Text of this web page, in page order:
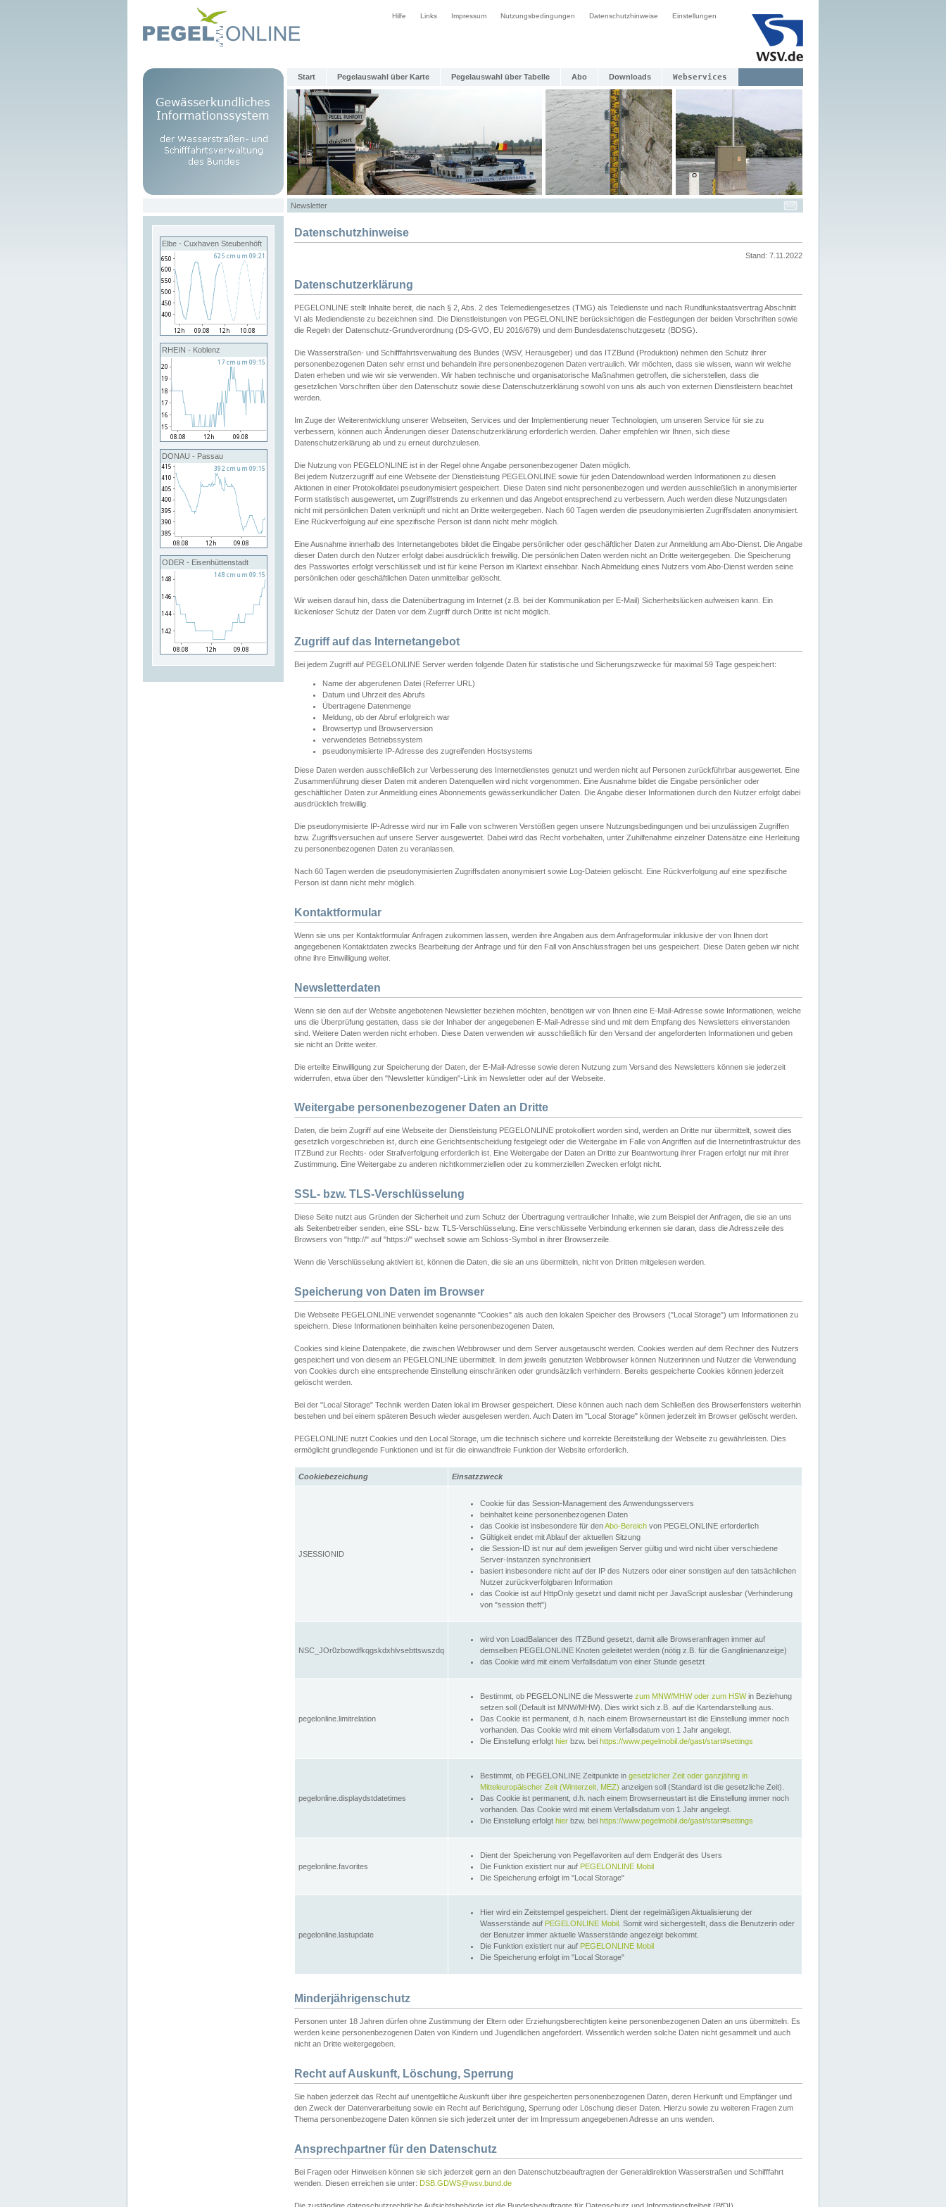
Hilfe Links Impressum Nutzungsbedingungen Datenschutzhinweise Einstellungen
Start Pegelauswahl über Karte Pegelauswahl über Tabelle Abo Downloads Webservices
Newsletter
Elbe - Cuxhaven Steubenhöft
RHEIN - Koblenz
DONAU - Passau
ODER - Eisenhüttenstadt
Datenschutzhinweise
Stand: 7.11.2022
Datenschutzerklärung
PEGELONLINE stellt Inhalte bereit, die nach § 2, Abs. 2 des Telemediengesetzes (TMG) als Teledienste und nach Rundfunkstaatsvertrag Abschnitt
VI als Mediendienste zu bezeichnen sind. Die Dienstleistungen von PEGELONLINE berücksichtigen die Festlegungen der beiden Vorschriften sowie
die Regeln der Datenschutz-Grundverordnung (DS-GVO, EU 2016/679) und dem Bundesdatenschutzgesetz (BDSG).
Die Wasserstraßen- und Schifffahrtsverwaltung des Bundes (WSV, Herausgeber) und das ITZBund (Produktion) nehmen den Schutz ihrer
personenbezogenen Daten sehr ernst und behandeln ihre personenbezogenen Daten vertraulich. Wir möchten, dass sie wissen, wann wir welche
Daten erheben und wie wir sie verwenden. Wir haben technische und organisatorische Maßnahmen getroffen, die sicherstellen, dass die
gesetzlichen Vorschriften über den Datenschutz sowie diese Datenschutzerklärung sowohl von uns als auch von externen Dienstleistern beachtet
werden.
Im Zuge der Weiterentwicklung unserer Webseiten, Services und der Implementierung neuer Technologien, um unseren Service für sie zu
verbessern, können auch Änderungen dieser Datenschutzerklärung erforderlich werden. Daher empfehlen wir Ihnen, sich diese
Datenschutzerklärung ab und zu erneut durchzulesen.
Die Nutzung von PEGELONLINE ist in der Regel ohne Angabe personenbezogener Daten möglich.
Bei jedem Nutzerzugriff auf eine Webseite der Dienstleistung PEGELONLINE sowie für jeden Datendownload werden Informationen zu diesen
Aktionen in einer Protokolldatei pseudonymisiert gespeichert. Diese Daten sind nicht personenbezogen und werden ausschließlich in anonymisierter
Form statistisch ausgewertet, um Zugriffstrends zu erkennen und das Angebot entsprechend zu verbessern. Auch werden diese Nutzungsdaten
nicht mit persönlichen Daten verknüpft und nicht an Dritte weitergegeben. Nach 60 Tagen werden die pseudonymisierten Zugriffsdaten anonymisiert.
Eine Rückverfolgung auf eine spezifische Person ist dann nicht mehr möglich.
Eine Ausnahme innerhalb des Internetangebotes bildet die Eingabe persönlicher oder geschäftlicher Daten zur Anmeldung am Abo-Dienst. Die Angabe
dieser Daten durch den Nutzer erfolgt dabei ausdrücklich freiwillig. Die persönlichen Daten werden nicht an Dritte weitergegeben. Die Speicherung
des Passwortes erfolgt verschlüsselt und ist für keine Person im Klartext einsehbar. Nach Abmeldung eines Nutzers vom Abo-Dienst werden seine
persönlichen oder geschäftlichen Daten unmittelbar gelöscht.
Wir weisen darauf hin, dass die Datenübertragung im Internet (z.B. bei der Kommunikation per E-Mail) Sicherheitslücken aufweisen kann. Ein
lückenloser Schutz der Daten vor dem Zugriff durch Dritte ist nicht möglich.
Zugriff auf das Internetangebot
Bei jedem Zugriff auf PEGELONLINE Server werden folgende Daten für statistische und Sicherungszwecke für maximal 59 Tage gespeichert:
Name der abgerufenen Datei (Referrer URL)
Datum und Uhrzeit des Abrufs
Übertragene Datenmenge
Meldung, ob der Abruf erfolgreich war
Browsertyp und Browserversion
verwendetes Betriebssystem
pseudonymisierte IP-Adresse des zugreifenden Hostsystems
Diese Daten werden ausschließlich zur Verbesserung des Internetdienstes genutzt und werden nicht auf Personen zurückführbar ausgewertet. Eine
Zusammenführung dieser Daten mit anderen Datenquellen wird nicht vorgenommen. Eine Ausnahme bildet die Eingabe persönlicher oder
geschäftlicher Daten zur Anmeldung eines Abonnements gewässerkundlicher Daten. Die Angabe dieser Informationen durch den Nutzer erfolgt dabei
ausdrücklich freiwillig.
Die pseudonymisierte IP-Adresse wird nur im Falle von schweren Verstößen gegen unsere Nutzungsbedingungen und bei unzulässigen Zugriffen
bzw. Zugriffsversuchen auf unsere Server ausgewertet. Dabei wird das Recht vorbehalten, unter Zuhilfenahme einzelner Datensätze eine Herleitung
zu personenbezogenen Daten zu veranlassen.
Nach 60 Tagen werden die pseudonymisierten Zugriffsdaten anonymisiert sowie Log-Dateien gelöscht. Eine Rückverfolgung auf eine spezifische
Person ist dann nicht mehr möglich.
Kontaktformular
Wenn sie uns per Kontaktformular Anfragen zukommen lassen, werden ihre Angaben aus dem Anfrageformular inklusive der von Ihnen dort
angegebenen Kontaktdaten zwecks Bearbeitung der Anfrage und für den Fall von Anschlussfragen bei uns gespeichert. Diese Daten geben wir nicht
ohne ihre Einwilligung weiter.
Newsletterdaten
Wenn sie den auf der Website angebotenen Newsletter beziehen möchten, benötigen wir von Ihnen eine E-Mail-Adresse sowie Informationen, welche
uns die Überprüfung gestatten, dass sie der Inhaber der angegebenen E-Mail-Adresse sind und mit dem Empfang des Newsletters einverstanden
sind. Weitere Daten werden nicht erhoben. Diese Daten verwenden wir ausschließlich für den Versand der angeforderten Informationen und geben
sie nicht an Dritte weiter.
Die erteilte Einwilligung zur Speicherung der Daten, der E-Mail-Adresse sowie deren Nutzung zum Versand des Newsletters können sie jederzeit
widerrufen, etwa über den "Newsletter kündigen"-Link im Newsletter oder auf der Webseite.
Weitergabe personenbezogener Daten an Dritte
Daten, die beim Zugriff auf eine Webseite der Dienstleistung PEGELONLINE protokolliert worden sind, werden an Dritte nur übermittelt, soweit dies
gesetzlich vorgeschrieben ist, durch eine Gerichtsentscheidung festgelegt oder die Weitergabe im Falle von Angriffen auf die Internetinfrastruktur des
ITZBund zur Rechts- oder Strafverfolgung erforderlich ist. Eine Weitergabe der Daten an Dritte zur Beantwortung ihrer Fragen erfolgt nur mit ihrer
Zustimmung. Eine Weitergabe zu anderen nichtkommerziellen oder zu kommerziellen Zwecken erfolgt nicht.
SSL- bzw. TLS-Verschlüsselung
Diese Seite nutzt aus Gründen der Sicherheit und zum Schutz der Übertragung vertraulicher Inhalte, wie zum Beispiel der Anfragen, die sie an uns
als Seitenbetreiber senden, eine SSL- bzw. TLS-Verschlüsselung. Eine verschlüsselte Verbindung erkennen sie daran, dass die Adresszeile des
Browsers von "http://" auf "https://" wechselt sowie am Schloss-Symbol in ihrer Browserzeile.
Wenn die Verschlüsselung aktiviert ist, können die Daten, die sie an uns übermitteln, nicht von Dritten mitgelesen werden.
Speicherung von Daten im Browser
Die Webseite PEGELONLINE verwendet sogenannte "Cookies" als auch den lokalen Speicher des Browsers ("Local Storage") um Informationen zu
speichern. Diese Informationen beinhalten keine personenbezogenen Daten.
Cookies sind kleine Datenpakete, die zwischen Webbrowser und dem Server ausgetauscht werden. Cookies werden auf dem Rechner des Nutzers
gespeichert und von diesem an PEGELONLINE übermittelt. In dem jeweils genutzten Webbrowser können Nutzerinnen und Nutzer die Verwendung
von Cookies durch eine entsprechende Einstellung einschränken oder grundsätzlich verhindern. Bereits gespeicherte Cookies können jederzeit
gelöscht werden.
Bei der "Local Storage" Technik werden Daten lokal im Browser gespeichert. Diese können auch nach dem Schließen des Browserfensters weiterhin
bestehen und bei einem späteren Besuch wieder ausgelesen werden. Auch Daten im "Local Storage" können jederzeit im Browser gelöscht werden.
PEGELONLINE nutzt Cookies und den Local Storage, um die technisch sichere und korrekte Bereitstellung der Webseite zu gewährleisten. Dies
ermöglicht grundlegende Funktionen und ist für die einwandfreie Funktion der Website erforderlich.
Cookiebezeichung Einsatzzweck
JSESSIONID
Cookie für das Session-Management des Anwendungsservers
beinhaltet keine personenbezogenen Daten
das Cookie ist insbesondere für denAbo-Bereich von PEGELONLINE erforderlich
Gültigkeit endet mit Ablauf der aktuellen Sitzung
die Session-ID ist nur auf dem jeweiligen Server gültig und wird nicht über verschiedene
Server-Instanzen synchronisiert
basiert insbesondere nicht auf der IP des Nutzers oder einer sonstigen auf den tatsächlichen
Nutzer zurückverfolgbaren Information
das Cookie ist auf HttpOnly gesetzt und damit nicht per JavaScript auslesbar (Verhinderung
von "session theft")
NSC_JOr0zbowdfkqgskdxhlvsebttswszdq
wird von LoadBalancer des ITZBund gesetzt, damit alle Browseranfragen immer auf
demselben PEGELONLINE Knoten geleitetet werden (nötig z.B. für die Ganglinienanzeige)
das Cookie wird mit einem Verfallsdatum von einer Stunde gesetzt
pegelonline.limitrelation
Bestimmt, ob PEGELONLINE die Messwerte zum MNW/MHW oder zum HSWin Beziehung
setzen soll (Default ist MNW/MHW). Dies wirkt sich z.B. auf die Kartendarstellung aus.
Das Cookie ist permanent, d.h. nach einem Browserneustart ist die Einstellung immer noch
vorhanden. Das Cookie wird mit einem Verfallsdatum von 1 Jahr angelegt.
Die Einstellung erfolgt hier bzw. bei https://www.pegelmobil.de/gast/start#settings
pegelonline.displaydstdatetimes
Bestimmt, ob PEGELONLINE Zeitpunkte in gesetzlicher Zeit oder ganzjährig in
Mitteleuropäischer Zeit (Winterzeit, MEZ) anzeigen soll (Standard ist die gesetzliche Zeit).
Das Cookie ist permanent, d.h. nach einem Browserneustart ist die Einstellung immer noch
vorhanden. Das Cookie wird mit einem Verfallsdatum von 1 Jahr angelegt.
Die Einstellung erfolgt hier bzw. bei https://www.pegelmobil.de/gast/start#settings
pegelonline.favorites
Dient der Speicherung von Pegelfavoriten auf dem Endgerät des Users
Die Funktion existiert nur auf PEGELONLINE Mobil
Die Speicherung erfolgt im "Local Storage"
pegelonline.lastupdate
Hier wird ein Zeitstempel gespeichert. Dient der regelmäßigen Aktualisierung der
Wasserstände auf PEGELONLINE Mobil . Somit wird sichergestellt, dass die Benutzerin oder
der Benutzer immer aktuelle Wasserstände angezeigt bekommt.
Die Funktion existiert nur auf PEGELONLINE Mobil
Die Speicherung erfolgt im "Local Storage"
Minderjährigenschutz
Personen unter 18 Jahren dürfen ohne Zustimmung der Eltern oder Erziehungsberechtigten keine personenbezogenen Daten an uns übermitteln. Es
werden keine personenbezogenen Daten von Kindern und Jugendlichen angefordert. Wissentlich werden solche Daten nicht gesammelt und auch
nicht an Dritte weitergegeben.
Recht auf Auskunft, Löschung, Sperrung
Sie haben jederzeit das Recht auf unentgeltliche Auskunft über ihre gespeicherten personenbezogenen Daten, deren Herkunft und Empfänger und
den Zweck der Datenverarbeitung sowie ein Recht auf Berichtigung, Sperrung oder Löschung dieser Daten. Hierzu sowie zu weiteren Fragen zum
Thema personenbezogene Daten können sie sich jederzeit unter der im Impressum angegebenen Adresse an uns wenden.
Ansprechpartner für den Datenschutz
Bei Fragen oder Hinweisen können sie sich jederzeit gern an den Datenschutzbeauftragten der Generaldirektion Wasserstraßen und Schifffahrt
wenden. Diesen erreichen sie unter: DSB.GDWS@wsv.bund.de